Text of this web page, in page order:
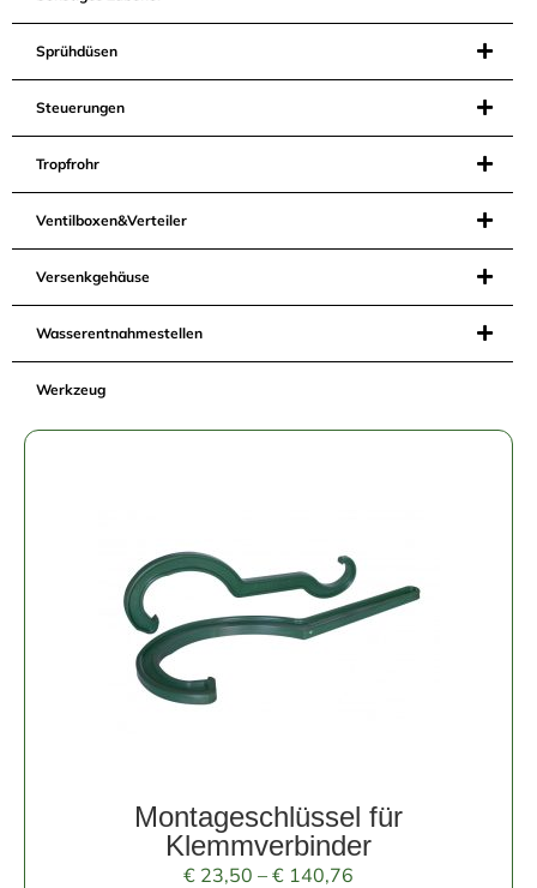
Sprühdüsen
Steuerungen
Tropfrohr
Ventilboxen&Verteiler
Versenkgehäuse
Wasserentnahmestellen
Werkzeug
Montageschlüssel für
Klemmverbinder
€ 23,50 – € 140,76